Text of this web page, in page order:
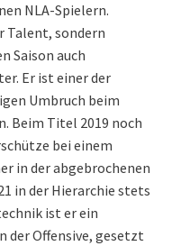
NLA-Spielern.
Talent, sondern
Saison auch
Er ist einer der
Umbruch beim
Beim Titel 2019 noch
bei einem
in der abgebrochenen
in der Hierarchie stets
ist er ein
der Offensive, gesetzt